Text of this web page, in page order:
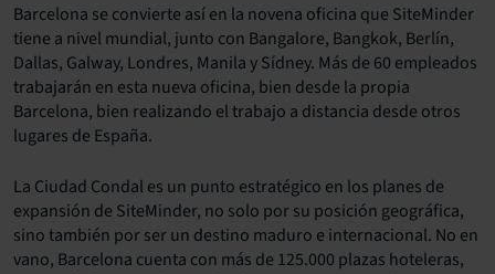
Barcelona se convierte así en la novena oficina que SiteMinder
tiene a nivel mundial, junto con Bangalore, Bangkok, Berlín,
Dallas, Galway, Londres, Manila y Sídney. Más de 60 empleados
trabajarán en esta nueva oficina, bien desde la propia
Barcelona, bien realizando el trabajo a distancia desde otros
lugares de España.
La Ciudad Condal es un punto estratégico en los planes de
expansión de SiteMinder, no solo por su posición geográfica,
sino también por ser un destino maduro e internacional. No en
vano, Barcelona cuenta con más de 125.000 plazas hoteleras,